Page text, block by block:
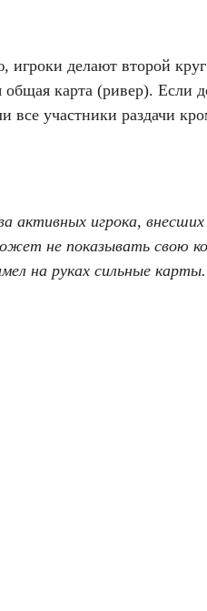
делают второй круг
общая карта (ривер). Если
все участники раздачи
активных игрока, внесших
не показывать свою
на руках сильные карты.